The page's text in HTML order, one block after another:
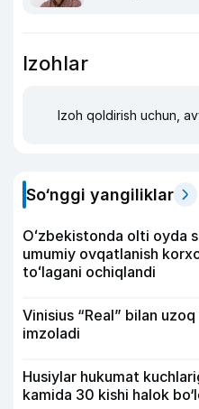
Izohlar
Izoh qoldirish uchun,
So‘nggi yangiliklar
Oʻzbekistonda olti oyda
umumiy ovqatlanish
toʻlagani ochiqlandi
Vinisius “Real” bilan
imzoladi
Husiylar hukumat
kamida 30 kishi halok